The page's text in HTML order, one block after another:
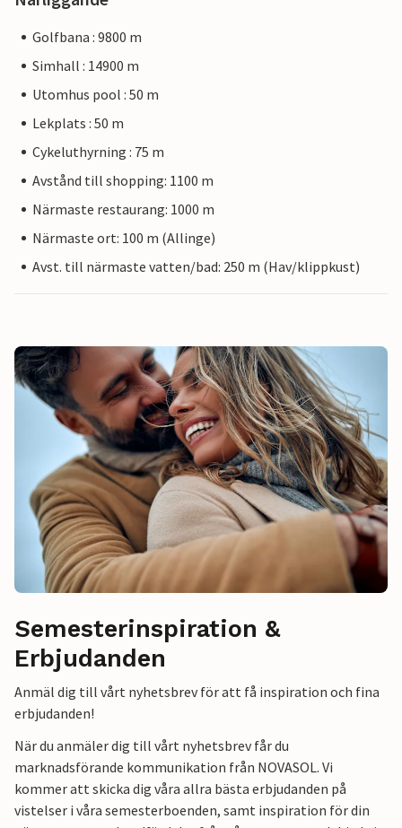
Golfbana : 9800 m
Simhall : 14900 m
Utomhus pool : 50 m
Lekplats : 50 m
Cykeluthyrning : 75 m
Avstånd till shopping: 1100 m
Närmaste restaurang: 1000 m
Närmaste ort: 100 m (Allinge)
Avst. till närmaste vatten/bad: 250 m (Hav/klippkust)
Semesterinspiration &
Erbjudanden
Anmäl dig till vårt nyhetsbrev för att få inspiration och fina
erbjudanden!
När du anmäler dig till vårt nyhetsbrev får du
marknadsförande kommunikation från NOVASOL. Vi
kommer att skicka dig våra allra bästa erbjudanden på
vistelser i våra semesterboenden, samt inspiration för din